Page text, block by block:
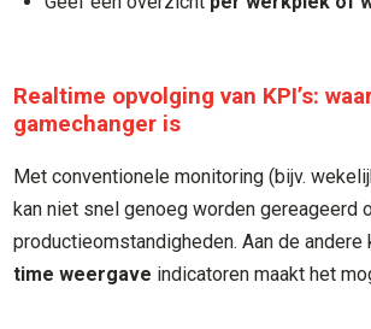
Realtime opvolging van KPI’s:
gamechanger is
Met conventionele monitoring (bijv.
kan niet snel genoeg worden gereageerd
productieomstandigheden. Aan de andere
time weergave indicatoren maakt het